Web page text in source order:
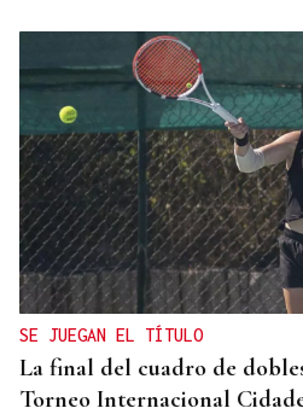
SE JUEGAN EL TÍTULO
La final del cuadro de
Torneo Internacional